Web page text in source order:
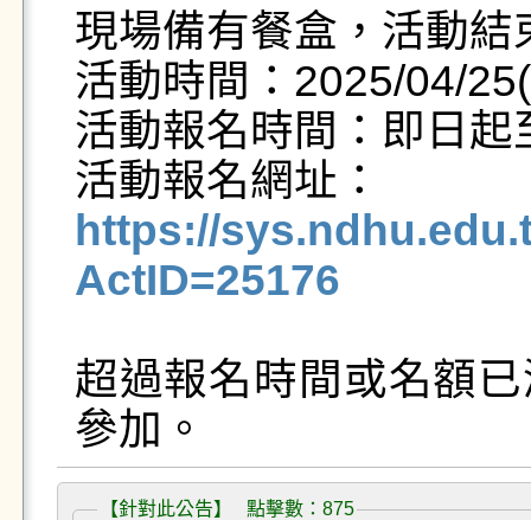
現場備有餐盒，活動
活動時間：2025/04/
活動報名時間：即日
https://
ActID=25176
超過報名時間或名額
參加。
【針對此公告】 點擊數：875